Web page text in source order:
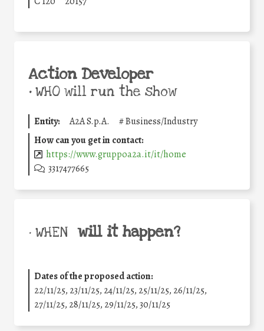
Action Developer
•WHO will run the show
Entity: A2A S.p.A. #Business/Industry
How can you get in contact:
https://www.gruppoa2a.it/it/home
3317477665
• WHEN will it happen?
Dates of the proposed action:
22/11/25, 23/11/25, 24/11/25, 25/11/25, 26/11/25,
27/11/25, 28/11/25, 29/11/25,30/11/25